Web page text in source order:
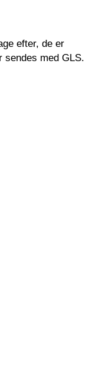
efter, de er
sendes med GLS.